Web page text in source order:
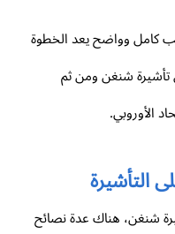
وواضح يعد الخطوة
شنغن ومن ثم
هناك عدة نصائح